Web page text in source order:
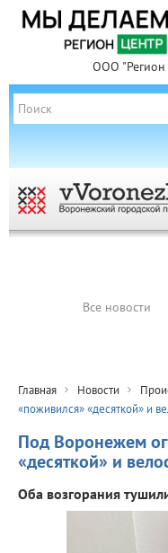
ООО "Регион
Все новости
Главная Новости
«поживился» «десяткой» и
Под Воронежем
«десяткой» и
Оба возгорания